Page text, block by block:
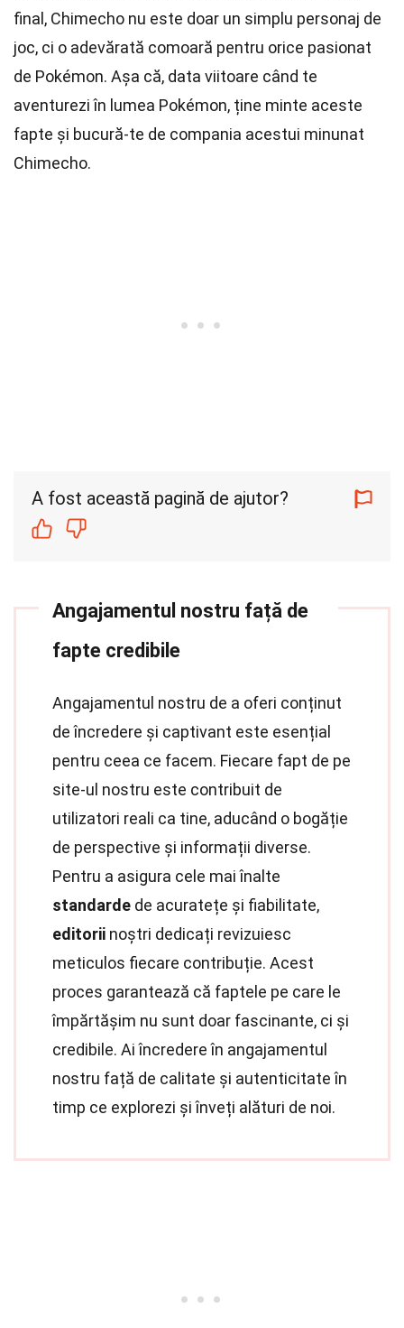
final, Chimecho nu este doar un simplu personaj de
joc, ci o adevărată comoară pentru orice pasionat
de Pokémon. Așa că, data viitoare când te
aventurezi în lumea Pokémon, ține minte aceste
fapte și bucură-te de compania acestui minunat
Chimecho.
A fost această pagină de ajutor?
Angajamentul nostru față de
fapte credibile
Angajamentul nostru de a oferi conținut
de încredere și captivant este esențial
pentru ceea ce facem. Fiecare fapt de pe
site-ul nostru este contribuit de
utilizatori reali ca tine, aducând o bogăție
de perspective și informații diverse.
Pentru a asigura cele mai înalte
standarde de acuratețe și fiabilitate,
editorii noștri dedicați revizuiesc
meticulos fiecare contribuție. Acest
proces garantează că faptele pe care le
împărtășim nu sunt doar fascinante, ci și
credibile. Ai încredere în angajamentul
nostru față de calitate și autenticitate în
timp ce explorezi și înveți alături de noi.